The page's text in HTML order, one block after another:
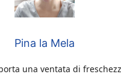
Pina la Mela
una ventata di